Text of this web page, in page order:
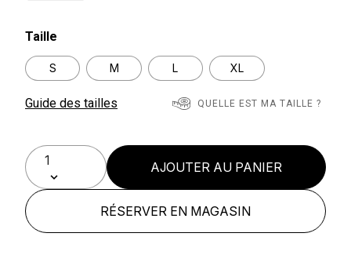
Taille
S M L XL
Guide des tailles QUELLE EST MA TAILLE ?
AJOUTER AU PANIER
RÉSERVER EN MAGASIN